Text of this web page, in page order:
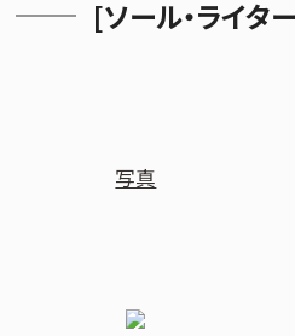
[ソール・ライタ
写真